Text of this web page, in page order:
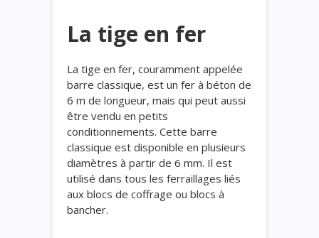
La tige en fer
La tige en fer, couramment appelée
barre classique, est un fer à béton de
6 m de longueur, mais qui peut aussi
être vendu en petits
conditionnements. Cette barre
classique est disponible en plusieurs
diamètres à partir de 6 mm. Il est
utilisé dans tous les ferraillages liés
aux blocs de coffrage ou blocs à
bancher.